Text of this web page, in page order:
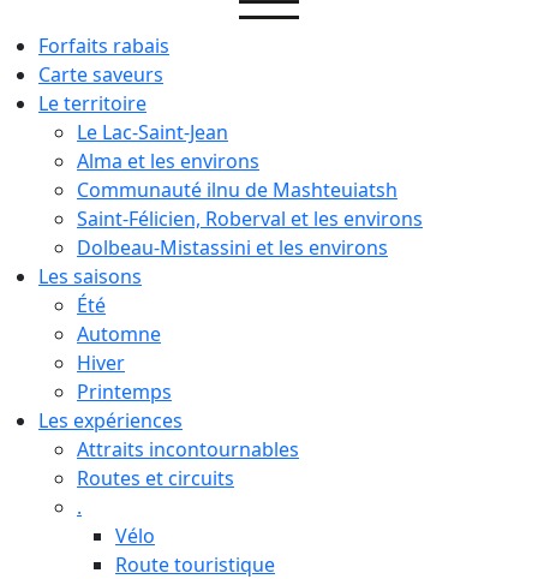
Forfaits rabais
Carte saveurs
Le territoire
Le Lac-Saint-Jean
Alma et les environs
Communauté ilnu de Mashteuiatsh
Saint-Félicien, Roberval et les environs
Dolbeau-Mistassini et les environs
Les saisons
Été
Automne
Hiver
Printemps
Les expériences
Attraits incontournables
Routes et circuits
.
Vélo
Route touristique